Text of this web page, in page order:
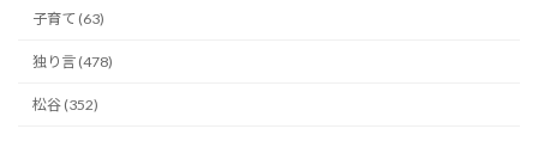
子育て (63)
独り言 (478)
松谷 (352)